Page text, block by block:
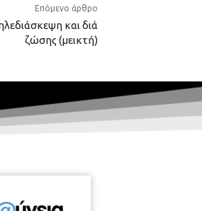
Επόμενο άρθρο
και διά
ζώσης (μεικτή)